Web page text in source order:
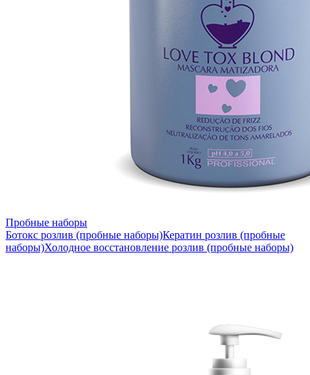
Пробные наборы
Ботокс розлив (пробные наборы)Кератин розлив (пробные
наборы)Холодное восстановление розлив (пробные наборы)